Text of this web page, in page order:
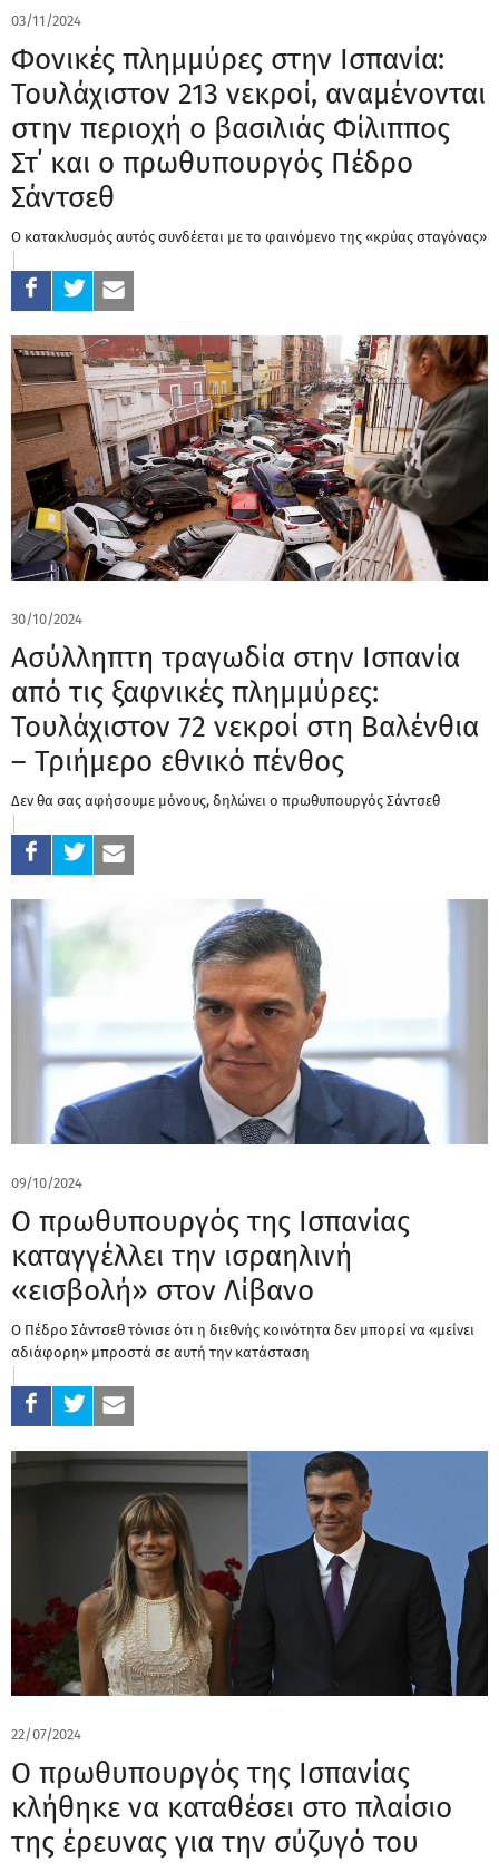
03/11/2024
Φονικές πλημμύρες στην Ισπανία:
Τουλάχιστον 213 νεκροί, αναμένονται
στην περιοχή ο βασιλιάς Φίλιππος
Στ΄ και ο πρωθυπουργός Πέδρο
Σάντσεθ
Ο κατακλυσμός αυτός συνδέεται με το φαινόμενο της «κρύας σταγόνας»
30/10/2024
Ασύλληπτη τραγωδία στην Ισπανία
από τις ξαφνικές πλημμύρες:
Τουλάχιστον 72 νεκροί στη Βαλένθια
– Τριήμερο εθνικό πένθος
Δεν θα σας αφήσουμε μόνους, δηλώνει ο πρωθυπουργός Σάντσεθ
09/10/2024
Ο πρωθυπουργός της Ισπανίας
καταγγέλλει την ισραηλινή
«εισβολή» στον Λίβανο
Ο Πέδρο Σάντσεθ τόνισε ότι η διεθνής κοινότητα δεν μπορεί να «μείνει
αδιάφορη» μπροστά σε αυτή την κατάσταση
22/07/2024
Ο πρωθυπουργός της Ισπανίας
κλήθηκε να καταθέσει στο πλαίσιο
της έρευνας για την σύζυγό του